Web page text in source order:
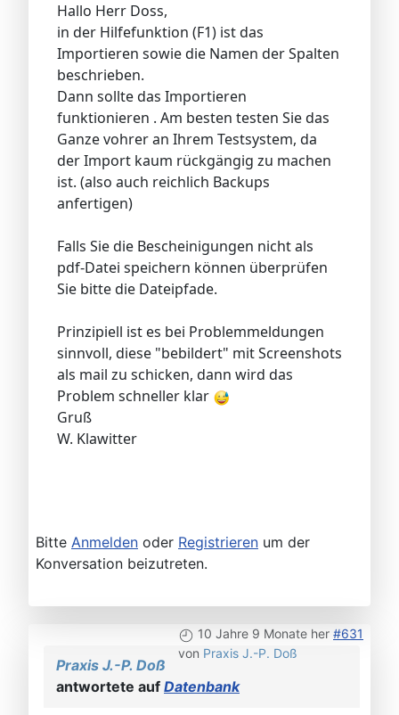
Hallo Herr Doss,
in der Hilfefunktion (F1) ist das
Importieren sowie die Namen der Spalten
beschrieben.
Dann sollte das Importieren
funktionieren . Am besten testen Sie das
Ganze vohrer an Ihrem Testsystem, da
der Import kaum rückgängig zu machen
ist. (also auch reichlich Backups
anfertigen)
Falls Sie die Bescheinigungen nicht als
pdf-Datei speichern können überprüfen
Sie bitte die Dateipfade.
Prinzipiell ist es bei Problemmeldungen
sinnvoll, diese "bebildert" mit Screenshots
als mail zu schicken, dann wird das
Problem schneller klar
Gruß
W. Klawitter
Bitte Anmelden oder Registrieren um der
Konversation beizutreten.
10 Jahre 9 Monate her #631
von Praxis J.-P. Doß
Praxis J.-P. Doß
antwortete auf Datenbank